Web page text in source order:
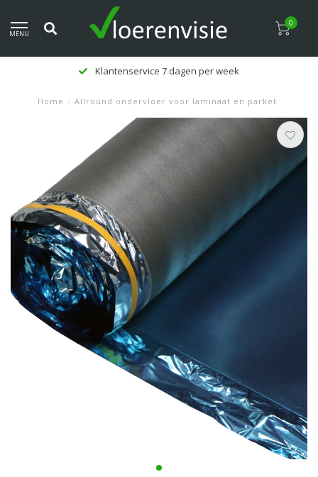
MENU
0
Klantenservice 7 dagen per week
Home / Allround ondervloer voor laminaat en parket